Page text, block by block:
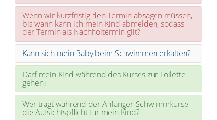
Wenn wir kurzfristig den Termin absagen müssen,
bis wann kann ich mein Kind abmelden, sodass
der Termin als Nachholtermin gilt?
Kann sich mein Baby beim Schwimmen erkälten?
Darf mein Kind während des Kurses zur Toilette
gehen?
Wer trägt während der Anfänger-Schwimmkurse
die Aufsichtspflicht für mein Kind?